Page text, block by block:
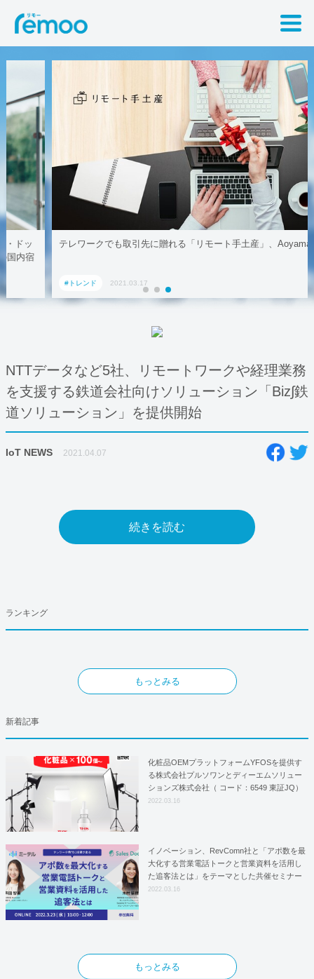
テレワークでも取引先に贈れる「リモート手土産」、AoyamaLab
2021.03.17
NTTデータなど5社、リモートワークや経理業務
を支援する鉄道会社向けソリューション「Biz∫鉄
道ソリューション」を提供開始
IoT NEWS 2021.04.07
続きを読む
ランキング
もっとみる
新着記事
化粧品OEMプラットフォームYFOSを提供す
る株式会社プルソワンとディーエムソリュー
ションズ株式会社（ コード：6549 東証JQ）
はYFOSにおけるロジスティクスパートナー
2022.03.16
イノベーション、RevComn社と「アポ数を最
大化する営業電話トークと営業資料を活用し
た追客法とは」をテーマとした共催セミナー
を開催！
2022.03.16
もっとみる